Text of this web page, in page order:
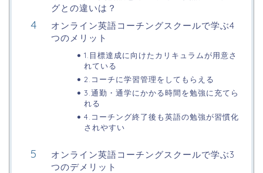
グとの違いは？
オンライン英語コーチングスクールで学ぶ4
つのメリット
1.目標達成に向けたカリキュラムが用意さ
れている
2.コーチに学習管理をしてもらえる
3.通勤・通学にかかる時間を勉強に充てら
れる
4.コーチング終了後も英語の勉強が習慣化
されやすい
オンライン英語コーチングスクールで学ぶ3
つのデメリット